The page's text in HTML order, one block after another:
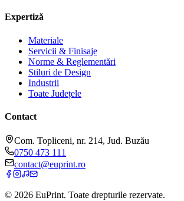
Expertiză
Materiale
Servicii & Finisaje
Norme & Reglementări
Stiluri de Design
Industrii
Toate Județele
Contact
Com. Topliceni, nr. 214, Jud. Buzău
0750 473 111
contact@euprint.ro
© 2026 EuPrint. Toate drepturile rezervate.